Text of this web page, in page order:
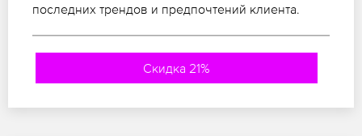
последних трендов и предпочтений клиента.
Скидка 21%